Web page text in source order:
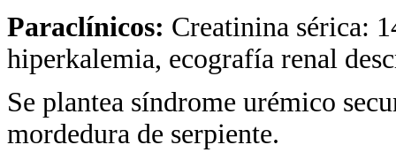
Paraclínicos: Creatinina sérica:
hiperkalemia, ecografía renal
Se plantea síndrome urémico
mordedura de serpiente.